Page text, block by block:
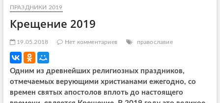
ПРАЗДНИКИ 2019
Крещение 2019
19.05.2018 Нет комментариев православие
Одним из древнейших религиозных праздников,
отмечаемых верующими христианами ежегодно, со
времен святых апостолов вплоть до настоящего